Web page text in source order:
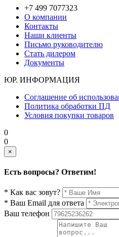
+7 499 7077323
О компании
Контакты
Наши клиенты
Письмо руководителю
Стать дилером
Документы
ЮР. ИНФОРМАЦИЯ
Соглашение об
Политика обработки ПД
Условия покупки товаров
0
0
×
Есть вопросы? Ответим!
* Как вас зовут?
* Ваш Email для ответа
Ваш телефон